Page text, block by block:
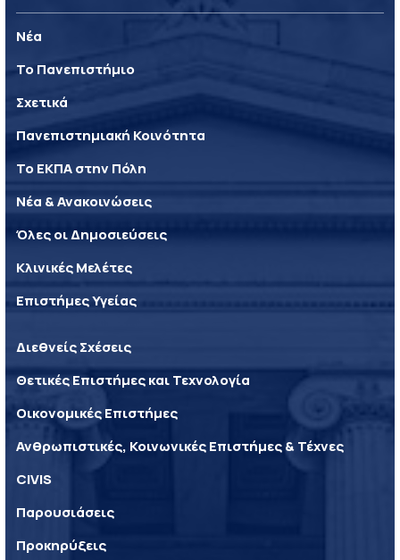
Νέα
Το Πανεπιστήμιο
Σχετικά
Πανεπιστημιακή Κοινότητα
Το ΕΚΠΑ στην Πόλη
Νέα & Ανακοινώσεις
Όλες οι Δημοσιεύσεις
Κλινικές Μελέτες
Επιστήμες Υγείας
Διεθνείς Σχέσεις
Θετικές Επιστήμες και Τεχνολογία
Οικονομικές Επιστήμες
Ανθρωπιστικές, Κοινωνικές Επιστήμες & Τέχνες
CIVIS
Παρουσιάσεις
Προκηρύξεις